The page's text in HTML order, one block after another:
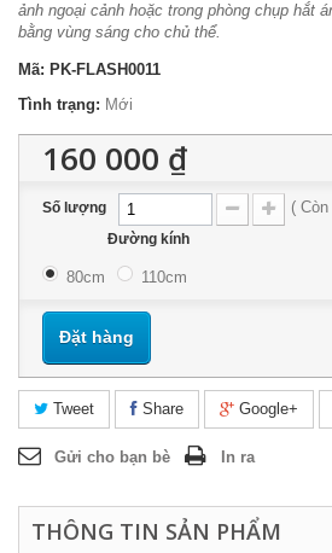
ảnh ngoại cảnh hoặc trong phòng chụp hắt
bằng vùng sáng cho chủ thể.
Mã: PK-FLASH0011
Tình trạng: Mới
160 000 ₫
Số lượng ( Còn
Đường kính
80cm 110cm
Đặt hàng
Tweet Share Google+
Gửi cho bạn bè In ra
THÔNG TIN SẢN PHẨM